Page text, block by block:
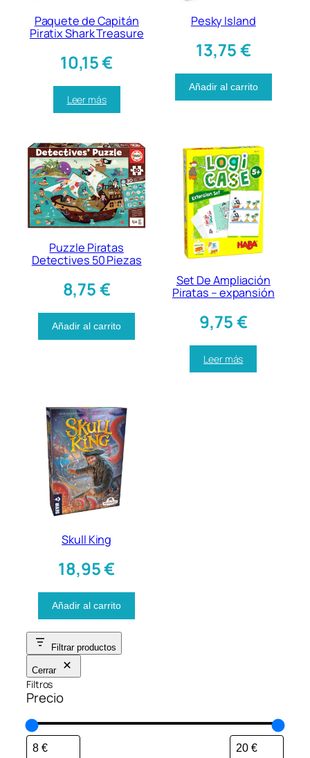
Paquete de Capitán
Piratix Shark Treasure
10,15€
Leer más
Pesky Island
13,75€
Añadir al carrito
Puzzle Piratas
Detectives 50 Piezas
8,75€
Añadir al carrito
Set De Ampliación
Piratas – expansión
9,75€
Leer más
Skull King
18,95€
Añadir al carrito
Filtrar productos
Cerrar
Filtros
Precio